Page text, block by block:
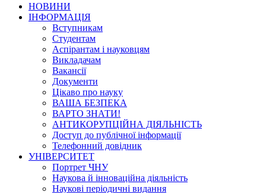
НОВИНИ
ІНФОРМАЦІЯ
Вступникам
Студентам
Аспірантам і науковцям
Викладачам
Вакансії
Документи
Цікаво про науку
ВАША БЕЗПЕКА
ВАРТО ЗНАТИ!
АНТИКОРУПЦІЙНА ДІЯЛЬНІСТЬ
Доступ до публічної інформації
Телефонний довідник
УНІВЕРСИТЕТ
Портрет ЧНУ
Наукова й інноваційна діяльність
Наукові періодичні видання